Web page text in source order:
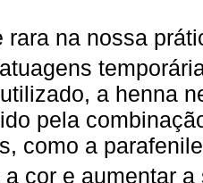
rara na nossa
a henna
pela
como a
a cor e aumentar